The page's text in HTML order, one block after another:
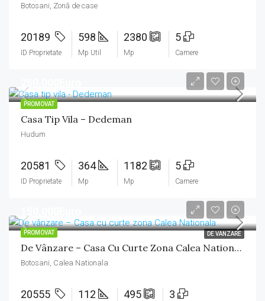
Botosani, Zonă de case
20189
ID Proprietate
598
Mp Util
2380
Mp
5
Camere
PROMOVAT
Casa Tip Vila – Dedeman
Hudum
20581
ID Proprietate
364
Mp
1182
Mp
5
Camere
PROMOVAT DE VANZARE
De Vânzare – Casa Cu Curte Zona Calea Nationala
Botosani, Calea Nationala
20555 112 495 3